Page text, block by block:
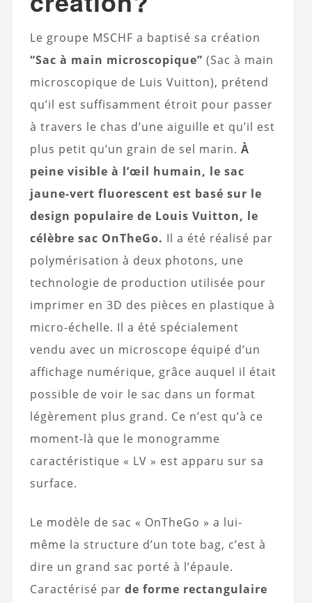
Le groupe MSCHF a baptisé sa création
“Sac à main microscopique” (Sac à main
microscopique de Luis Vuitton), prétend
qu’il est suffisamment étroit pour passer
à travers le chas d’une aiguille et qu’il est
plus petit qu’un grain de sel marin. À
peine visible à l’œil humain, le sac
jaune-vert fluorescent est basé sur le
design populaire de Louis Vuitton, le
célèbre sac OnTheGo. Il a été réalisé par
polymérisation à deux photons, une
technologie de production utilisée pour
imprimer en 3D des pièces en plastique à
micro-échelle. Il a été spécialement
vendu avec un microscope équipé d’un
affichage numérique, grâce auquel il était
possible de voir le sac dans un format
légèrement plus grand. Ce n’est qu’à ce
moment-là que le monogramme
caractéristique « LV » est apparu sur sa
surface.
Le modèle de sac « OnTheGo » a lui-
même la structure d’un tote bag, c’est à
dire un grand sac porté à l’épaule.
Caractérisé par de forme rectangulaire